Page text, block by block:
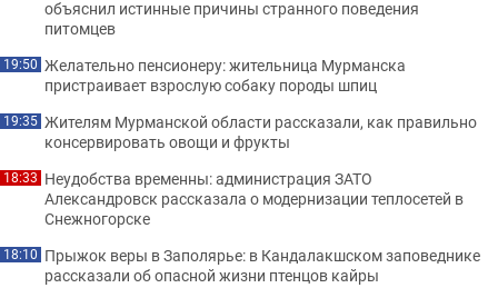
объяснил истинные причины странного поведения
питомцев
19:50 Желательно пенсионеру: жительница Мурманска
пристраивает взрослую собаку породы шпиц
19:35 Жителям Мурманской области рассказали, как правильно
консервировать овощи и фрукты
18:33 Неудобства временны: администрация ЗАТО
Александровск рассказала о модернизации теплосетей в
Снежногорске
18:10 Прыжок веры в Заполярье: в Кандалакшском заповеднике
рассказали об опасной жизни птенцов кайры